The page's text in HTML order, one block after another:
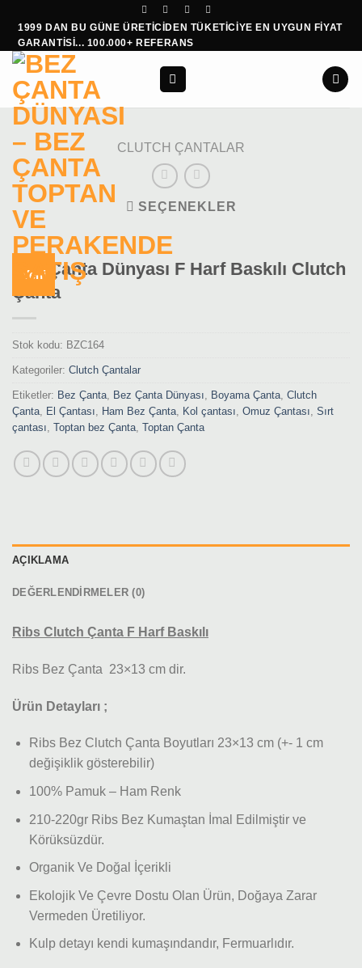
atla1999 DAN BU GÜNE ÜRETİCİDEN TÜKETİCİYE EN UYGUN FİYAT
GARANTİSİ... 100.000+ REFERANS
CLUTCH ÇANTALAR
SEÇENEKLER
Yeni
Bez Çanta Dünyası F Harf Baskılı Clutch
Çanta
Stok kodu: BZC164
Kategoriler: Clutch Çantalar
Etiketler: Bez Çanta, Bez Çanta Dünyası, Boyama Çanta, Clutch
Çanta, El Çantası, Ham Bez Çanta, Kol çantası, Omuz Çantası, Sırt
çantası, Toptan bez Çanta, Toptan Çanta
AÇIKLAMA
DEĞERLENDIRMELER (0)
Ribs Clutch Çanta F Harf Baskılı
Ribs Bez Çanta 23×13 cm dir.
Ürün Detayları ;
Ribs Bez Clutch Çanta Boyutları 23×13 cm (+- 1 cm
değişiklik gösterebilir)
100% Pamuk – Ham Renk
210-220gr Ribs Bez Kumaştan İmal Edilmiştir ve
Körüksüzdür.
Organik Ve Doğal İçerikli
Ekolojik Ve Çevre Dostu Olan Ürün, Doğaya Zarar
Vermeden Üretiliyor.
Kulp detayı kendi kumaşındandır, Fermuarlıdır.